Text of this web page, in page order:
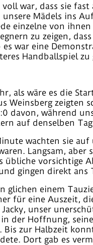
war, dass sie
Mädels ins
einzelne von
zu zeigen,
war eine
Handballspiel zu
als wäre es die
Weinsberg
davon, während
auf denselben
wachten sie
Langsam,
übliche vorsichtige
gingen direkt ans
glichen einem
für eine Auszeit,
unser
der Hoffnung,
Bis zur Halbzeit
Dort gab es